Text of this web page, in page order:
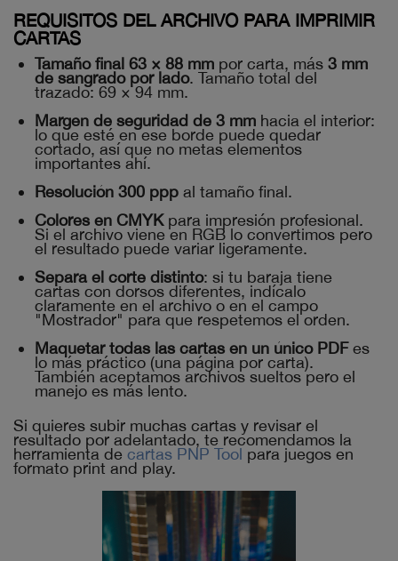
REQUISITOS DEL ARCHIVO PARA IMPRIMIR
CARTAS
Tamaño final 63 × 88 mm por carta, más 3 mm
de sangrado por lado. Tamaño total del
trazado: 69 × 94 mm.
Margen de seguridad de 3 mm hacia el interior:
lo que esté en ese borde puede quedar
cortado, así que no metas elementos
importantes ahí.
Resolución 300 ppp al tamaño final.
Colores en CMYKpara impresión profesional.
Si el archivo viene en RGB lo convertimos pero
el resultado puede variar ligeramente.
Separa el corte distinto: si tu baraja tiene
cartas con dorsos diferentes, indícalo
claramente en el archivo o en el campo
"Mostrador" para que respetemos el orden.
Maquetar todas las cartas en un único PDFes
lo más práctico (una página por carta).
También aceptamos archivos sueltos pero el
manejo es más lento.
Si quieres subir muchas cartas y revisar el
resultado por adelantado, te recomendamos la
herramienta de cartas PNP Tool para juegos en
formato print and play.